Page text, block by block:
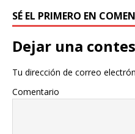
SÉ EL PRIMERO EN
Dejar una
Tu dirección de correo
Comentario